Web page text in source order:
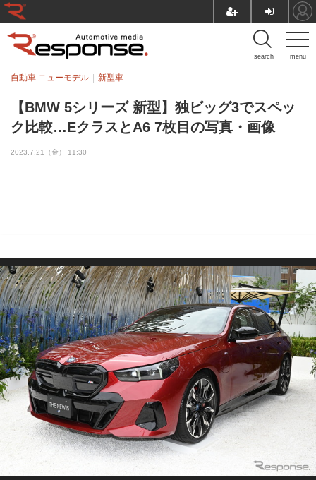
menu
search
【BMW 5シリーズ 新型】独ビッグ3でスペッ
ク比較…EクラスとA6 7枚目の写真・画像
自動車 ニューモデル 新型車
2023.7.21（金） 11:30